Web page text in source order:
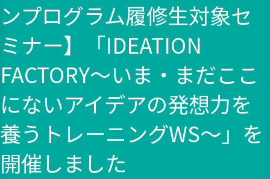
ンプログラム履修生対象セ
ミナー】「IDEATION
FACTORY～いま・まだここ
にないアイデアの発想力を
養うトレーニングWS～」を
開催しました